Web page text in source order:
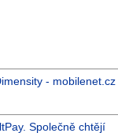
- mobilenet.cz
Společně chtějí